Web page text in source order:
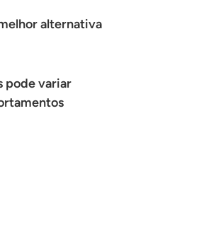
alternativa
pode variar